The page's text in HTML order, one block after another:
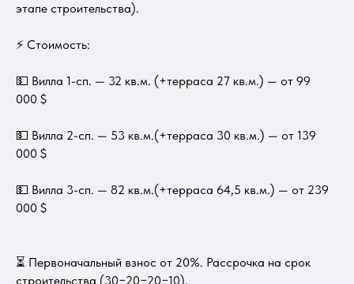
этапе строительства).
⚡ Стоимость:
💵 Вилла 1-сп. — 32 кв.м. (+терраса 27 кв.м.) — от 99
000 $
💵 Вилла 2-сп. — 53 кв.м.(+терраса 30 кв.м.) — от 139
000 $
💵 Вилла 3-сп. — 82 кв.м.(+терраса 64,5 кв.м.) — от 239
000 $
⏳ Первоначальный взнос от 20%. Рассрочка на срок
строительства (30−20−20−10).